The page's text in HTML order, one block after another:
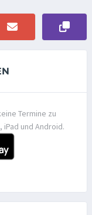
Termine zu
und Android.